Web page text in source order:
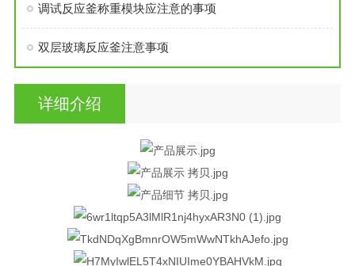
调试反应釜称重模块应注意的事项
双层玻璃反应釜注意事项
详细介绍